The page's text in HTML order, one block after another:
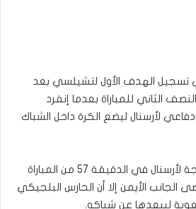
الهدف الأول لتشيلسي بعد
الثاني للمباراة بعدما إنفرد
لأرسنال ليضع الكرة داخل الشباك
وكاد النني أن يعادل النتيجة لأرسنال في الدقيقة 57 من المباراة
الأيمن إلا أن الحارس البلجيكي
ليبعدها عن شباكه.